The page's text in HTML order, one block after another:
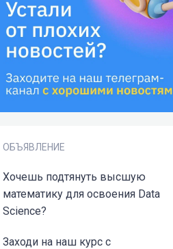
ОБЪЯВЛЕНИЕ
Хочешь подтянуть высшую
математику для освоения Data
Science?
Заходи на наш курс с